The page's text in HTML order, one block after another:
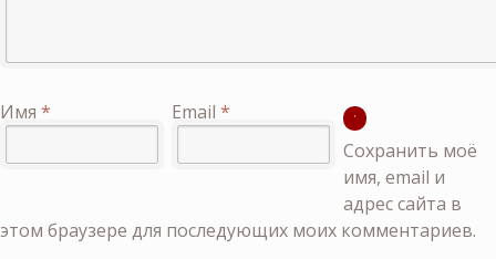
Имя * Email *
Сохранить моё
имя, email и
адрес сайта в
этом браузере для последующих моих комментариев.